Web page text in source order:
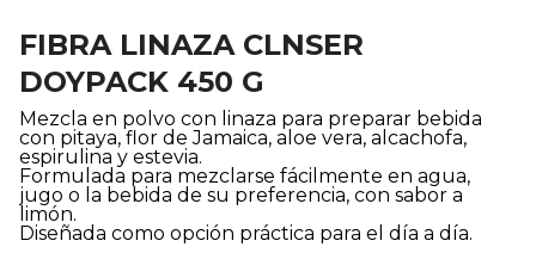
FIBRA LINAZA CLNSER
DOYPACK 450 G
Mezcla en polvo con linaza para preparar bebida
con pitaya, flor de Jamaica, aloe vera, alcachofa,
espirulina y estevia.
Formulada para mezclarse fácilmente en agua,
jugo o la bebida de su preferencia, con sabor a
limón.
Diseñada como opción práctica para el día a día.